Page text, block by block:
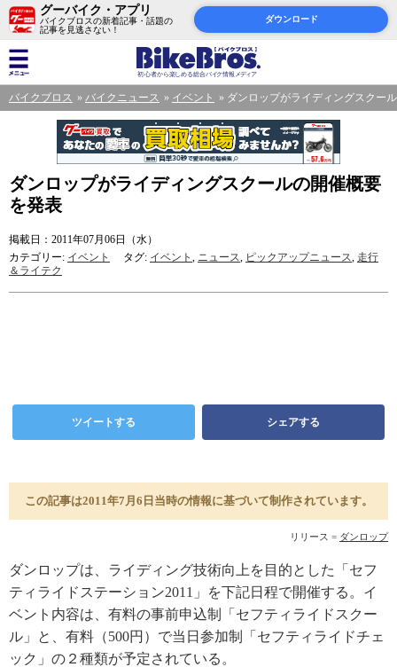
グーバイク・アプリ
バイクブロスの新着記事・話題の
記事を見逃さない！
ダウンロード
バイクブロス バイクニュース イベント ダンロップがライディングスクー
ダンロップがライディングスクールの開催概要
を発表
掲載日：2011年07月06日（水）
カテゴリー: イベント タグ: イベント , ニュース, ピックアップニュース, 走行
＆ライテク
ツイートする シェアする
この記事は2011年7月6日当時の情報に基づいて制作されています。
リリース = ダンロップ
ダンロップは、ライディング技術向上を目的とした「セフ
ティライドステーション2011」を下記日程で開催する。イ
ベント内容は、有料の事前申込制「セフティライドスクー
ル」と、有料（500円）で当日参加制「セフティライドチェ
ック」の２種類が予定されている。